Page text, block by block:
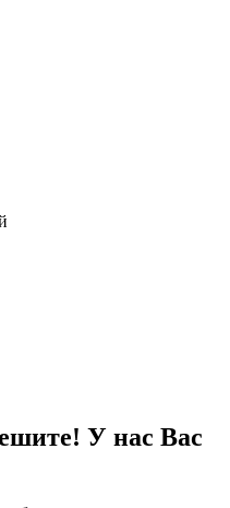
У нас Вас